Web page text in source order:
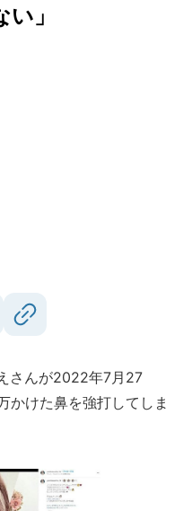
」
さんが2022年7月27
かけた鼻を強打してしま